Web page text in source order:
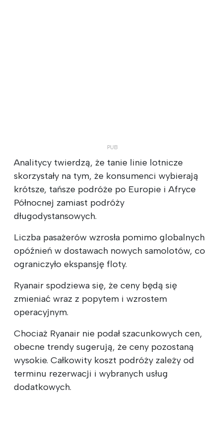
Analitycy twierdzą, że tanie linie lotnicze
skorzystały na tym, że konsumenci wybierają
krótsze, tańsze podróże po Europie i Afryce
Północnej zamiast podróży
długodystansowych.
Liczba pasażerów wzrosła pomimo globalnych
opóźnień w dostawach nowych samolotów, co
ograniczyło ekspansję floty.
Ryanair spodziewa się, że ceny będą się
zmieniać wraz z popytem i wzrostem
operacyjnym.
Chociaż Ryanair nie podał szacunkowych cen,
obecne trendy sugerują, że ceny pozostaną
wysokie. Całkowity koszt podróży zależy od
terminu rezerwacji i wybranych usług
dodatkowych.